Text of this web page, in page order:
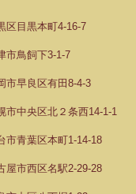
区目黒本町4-16-7
市鳥飼下3-1-7
市早良区有田8-4-3
市中央区北２条西14-1-1
市青葉区本町1-14-18
屋市西区名駅2-29-28